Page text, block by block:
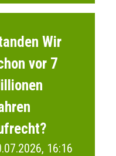
Wir
vor 7
16:16